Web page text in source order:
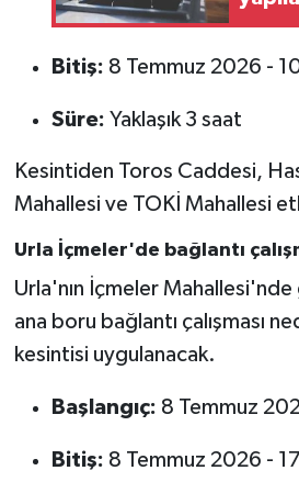
Bitiş: 8 Temmuz 2026 -
Süre: Yaklaşık 3 saat
Kesintiden Toros Caddesi,
Mahallesi ve TOKİ Mahallesi
Urla İçmeler'de bağlantı
Urla'nın İçmeler
ana boru bağlantı çalışması
kesintisi uygulanacak.
Başlangıç: 8 Temmuz
Bitiş: 8 Temmuz 2026 -